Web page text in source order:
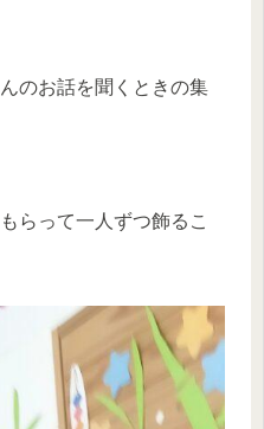
のお話を聞くときの集
らって一人ずつ飾るこ